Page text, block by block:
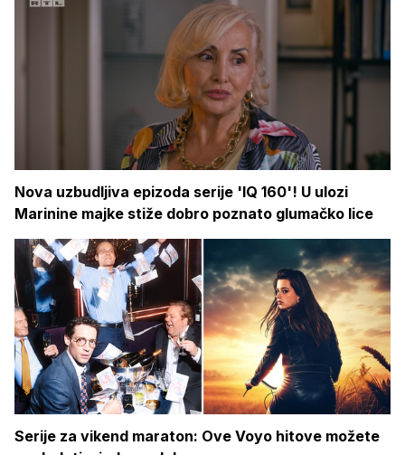
Nova uzbudljiva epizoda serije 'IQ 160'! U ulozi
Marinine majke stiže dobro poznato glumačko lice
Serije za vikend maraton: Ove Voyo hitove možete